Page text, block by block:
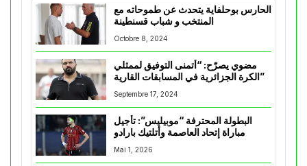
الحارس بوحلفاية يتحدث عن طموحاته مع
المنتخب و شباب قسنطينة
Octobre 8, 2024
مضوي يصرّح: “أتمنى التوفيق لممثلي
الكرة الجزائرية في المسابقات القارية”
Septembre 17, 2024
البطولة المحترفة “موبيليس”: تأجيل
مباراة إتحاد العاصمة وأتلتيك بارادو
Mai 1, 2026